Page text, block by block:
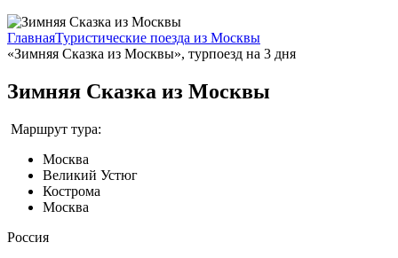
ГлавнаяТуристические поезда из Москвы
«Зимняя Сказка из Москвы», турпоезд на 3 дня
Зимняя Сказка из Москвы
Маршрут тура:
Москва
Великий Устюг
Кострома
Москва
Россия